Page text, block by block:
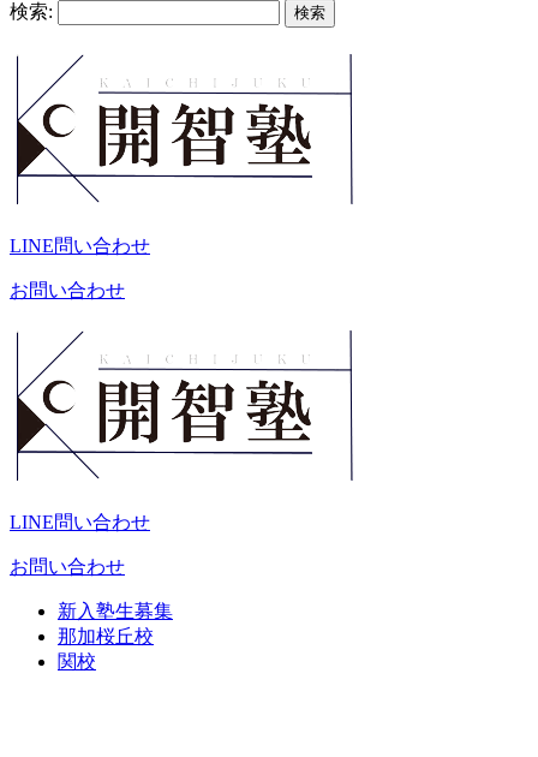
検索:
LINE問い合わせ
お問い合わせ
LINE問い合わせ
お問い合わせ
新入塾生募集
那加桜丘校
関校